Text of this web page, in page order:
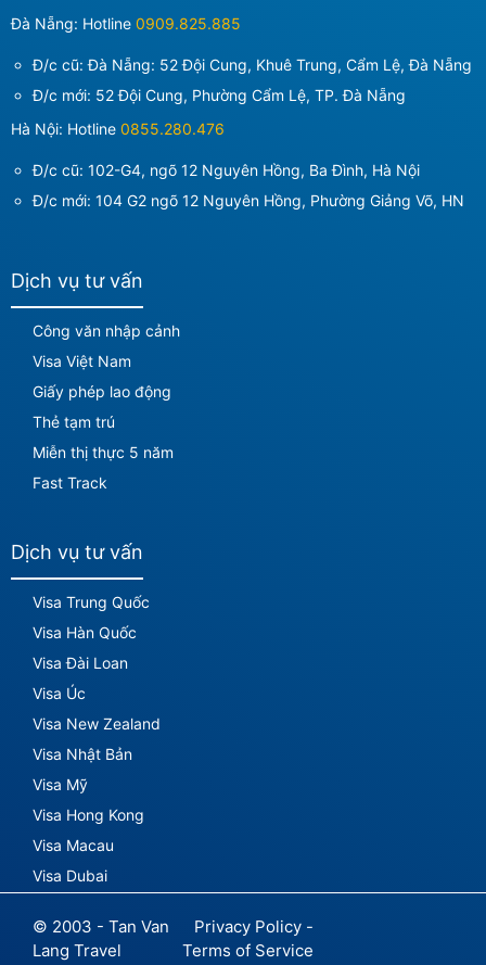
Đà Nẵng: Hotline 0909.825.885
Đ/c cũ: Đà Nẵng: 52 Đội Cung, Khuê Trung, Cẩm Lệ, Đà Nẵng
Đ/c mới: 52 Đội Cung, Phường Cẩm Lệ, TP. Đà Nẵng
Hà Nội: Hotline 0855.280.476
Đ/c cũ: 102-G4, ngõ 12 Nguyên Hồng, Ba Đình, Hà Nội
Đ/c mới: 104 G2 ngõ 12 Nguyên Hồng, Phường Giảng Võ, HN
Dịch vụ tư vấn
Công văn nhập cảnh
Visa Việt Nam
Giấy phép lao động
Thẻ tạm trú
Miễn thị thực 5 năm
Fast Track
Dịch vụ tư vấn
Visa Trung Quốc
Visa Hàn Quốc
Visa Đài Loan
Visa Úc
Visa New Zealand
Visa Nhật Bản
Visa Mỹ
Visa Hong Kong
Visa Macau
Visa Dubai
© 2003 - Tan Van
Lang Travel
Privacy Policy -
Terms of Service